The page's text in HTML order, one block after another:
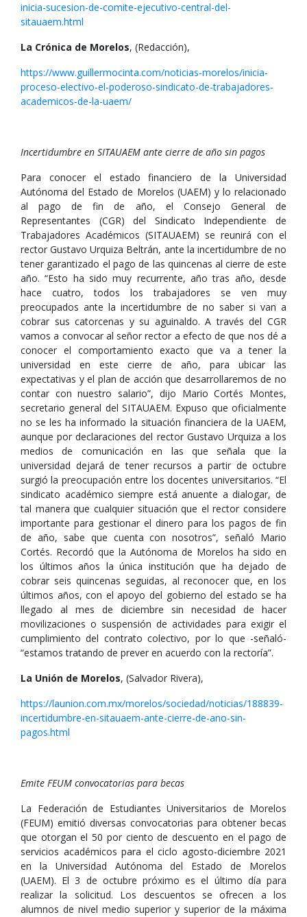
inicia-sucesion-de-comite-ejecutivo-central-del-
sitauaem.html
La Crónica de Morelos, (Redacción),
https://www.guillermocinta.com/noticias-morelos/inicia-
proceso-electivo-el-poderoso-sindicato-de-trabajadores-
academicos-de-la-uaem/
Incertidumbre en SITAUAEM ante cierre de año sin pagos
Para conocer el estado financiero de la Universidad
Autónoma del Estado de Morelos (UAEM) y lo relacionado
al pago de fin de año, el Consejo General de
Representantes (CGR) del Sindicato Independiente de
Trabajadores Académicos (SITAUAEM) se reunirá con el
rector Gustavo Urquiza Beltrán, ante la incertidumbre de no
tener garantizado el pago de las quincenas al cierre de este
año. “Esto ha sido muy recurrente, año tras año, desde
hace cuatro, todos los trabajadores se ven muy
preocupados ante la incertidumbre de no saber si van a
cobrar sus catorcenas y su aguinaldo. A través del CGR
vamos a convocar al señor rector a efecto de que nos dé a
conocer el comportamiento exacto que va a tener la
universidad en este cierre de año, para ubicar las
expectativas y el plan de acción que desarrollaremos de no
contar con nuestro salario”, dijo Mario Cortés Montes,
secretario general del SITAUAEM. Expuso que oficialmente
no se les ha informado la situación financiera de la UAEM,
aunque por declaraciones del rector Gustavo Urquiza a los
medios de comunicación en las que señala que la
universidad dejará de tener recursos a partir de octubre
surgió la preocupación entre los docentes universitarios. “El
sindicato académico siempre está anuente a dialogar, de
tal manera que cualquier situación que el rector considere
importante para gestionar el dinero para los pagos de fin
de año, sabe que cuenta con nosotros”, señaló Mario
Cortés. Recordó que la Autónoma de Morelos ha sido en
los últimos años la única institución que ha dejado de
cobrar seis quincenas seguidas, al reconocer que, en los
últimos años, con el apoyo del gobierno del estado se ha
llegado al mes de diciembre sin necesidad de hacer
movilizaciones o suspensión de actividades para exigir el
cumplimiento del contrato colectivo, por lo que -señaló-
“estamos tratando de prever en acuerdo con la rectoría”.
La Unión de Morelos, (Salvador Rivera),
https://launion.com.mx/morelos/sociedad/noticias/188839-
incertidumbre-en-sitauaem-ante-cierre-de-ano-sin-
pagos.html
Emite FEUM convocatorias para becas
La Federación de Estudiantes Universitarios de Morelos
(FEUM) emitió diversas convocatorias para obtener becas
que otorgan el 50 por ciento de descuento en el pago de
servicios académicos para el ciclo agosto-diciembre 2021
en la Universidad Autónoma del Estado de Morelos
(UAEM). El 3 de octubre próximo es el último día para
realizar la solicitud. Los descuentos se ofrecen a los
alumnos de nivel medio superior y superior de la máxima